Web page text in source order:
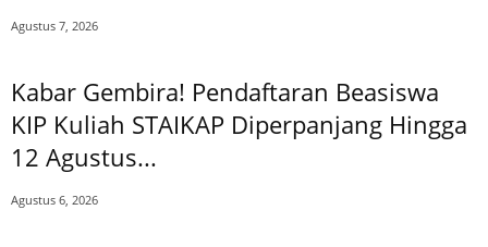
Agustus 7, 2026
Kabar Gembira! Pendaftaran Beasiswa
KIP Kuliah STAIKAP Diperpanjang Hingga
12 Agustus...
Agustus 6, 2026